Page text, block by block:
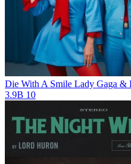
Die With A Smile Lady Gaga &
3.9B 10